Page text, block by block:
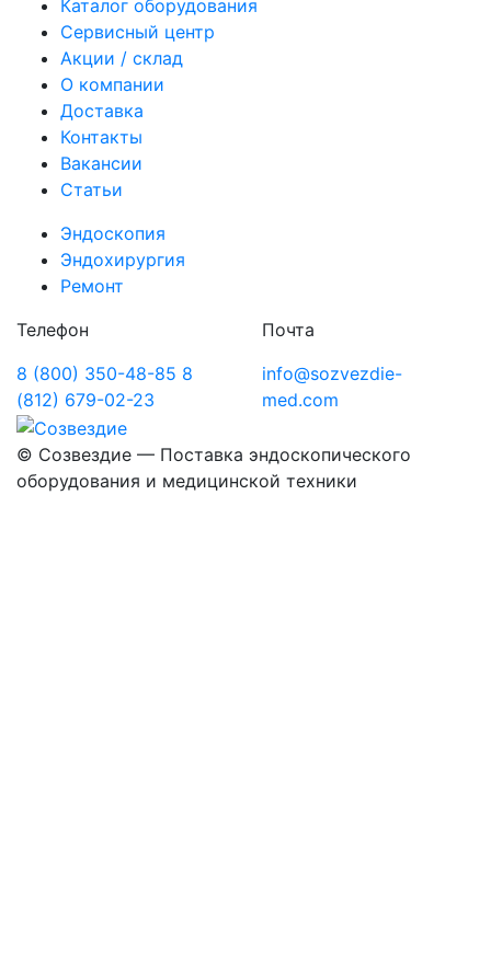
Каталог оборудования
Сервисный центр
Акции / склад
О компании
Доставка
Контакты
Вакансии
Статьи
Эндоскопия
Эндохирургия
Ремонт
Телефон
8 (800) 350-48-85 8
(812) 679-02-23
Почта
info@sozvezdie-
med.com
© Созвездие — Поставка эндоскопического
оборудования и медицинской техники